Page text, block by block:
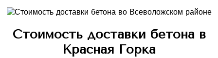
Стоимость доставки бетона в
Красная Горка